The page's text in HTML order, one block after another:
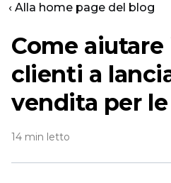
‹ Alla home page del blog
Come
clienti a
vendita per
14 min letto